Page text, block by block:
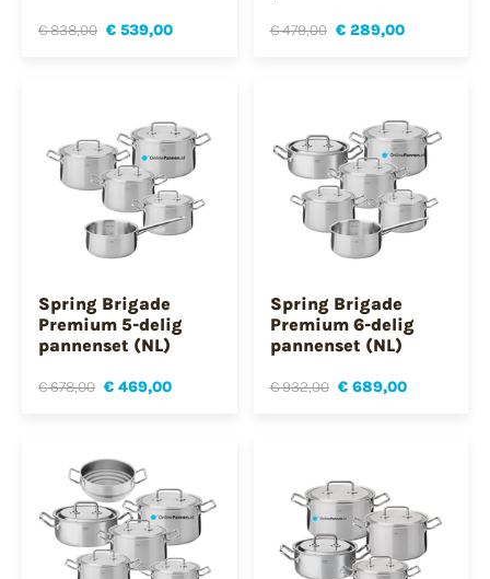
€ 838,00 € 539,00 € 479,00 € 289,00
Spring Brigade
Premium 5-delig
pannenset (NL)
€ 678,00 € 469,00
Spring Brigade
Premium 6-delig
pannenset (NL)
€ 932,00 € 689,00